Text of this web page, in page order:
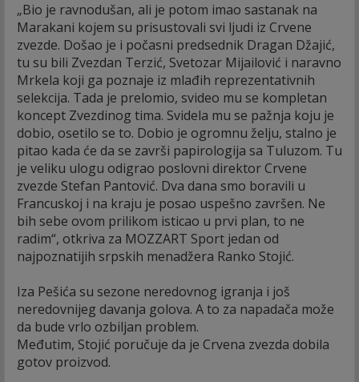
„Bio je ravnodušan, ali je potom imao sastanak na
Marakani kojem su prisustovali svi ljudi iz Crvene
zvezde. Došao je i počasni predsednik Dragan Džajić,
tu su bili Zvezdan Terzić, Svetozar Mijailović i naravno
Mrkela koji ga poznaje iz mlađih reprezentativnih
selekcija. Tada je prelomio, svideo mu se kompletan
koncept Zvezdinog tima. Svidela mu se pažnja koju je
dobio, osetilo se to. Dobio je ogromnu želju, stalno je
pitao kada će da se završi papirologija sa Tuluzom. Tu
je veliku ulogu odigrao poslovni direktor Crvene
zvezde Stefan Pantović. Dva dana smo boravili u
Francuskoj i na kraju je posao uspešno završen. Ne
bih sebe ovom prilikom isticao u prvi plan, to ne
radim“, otkriva za MOZZART Sport jedan od
najpoznatijih srpskih menadžera Ranko Stojić.
Iza Pešića su sezone neredovnog igranja i još
neredovnijeg davanja golova. A to za napadača može
da bude vrlo ozbiljan problem.
Međutim, Stojić poručuje da je Crvena zvezda dobila
gotov proizvod.